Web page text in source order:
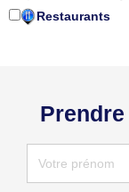
Restaurants